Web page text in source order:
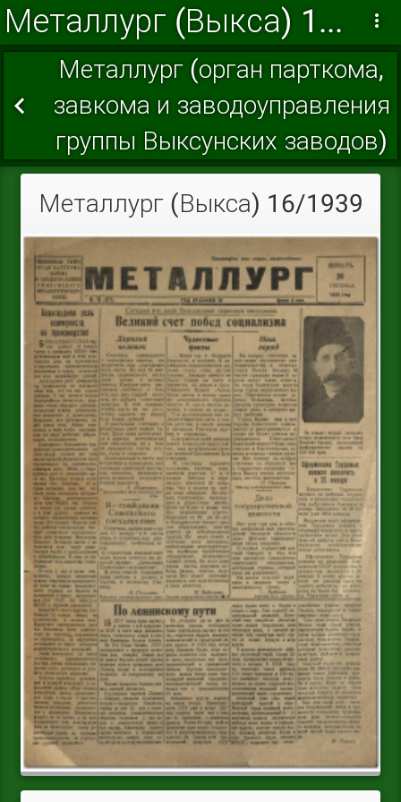
Металлург (Выкса) 1939
Металлург (орган парткома,
завкома и заводоуправления
группы Выксунских заводов)
Металлург (Выкса) 16/1939